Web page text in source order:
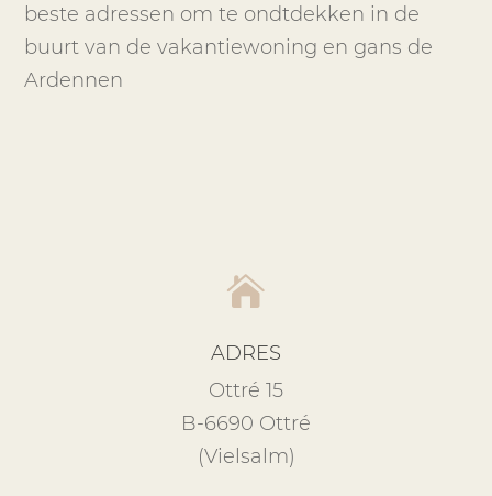
beste adressen om te ondtdekken in de
buurt van de vakantiewoning en gans de
Ardennen

ADRES
Ottré 15
B-6690 Ottré
(Vielsalm)